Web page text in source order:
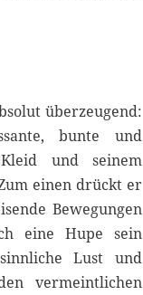
überzeugend:
bunte und
Kleid und seinem
einen drückt er
Bewegungen
eine Hupe sein
Lust und
vermeintlichen